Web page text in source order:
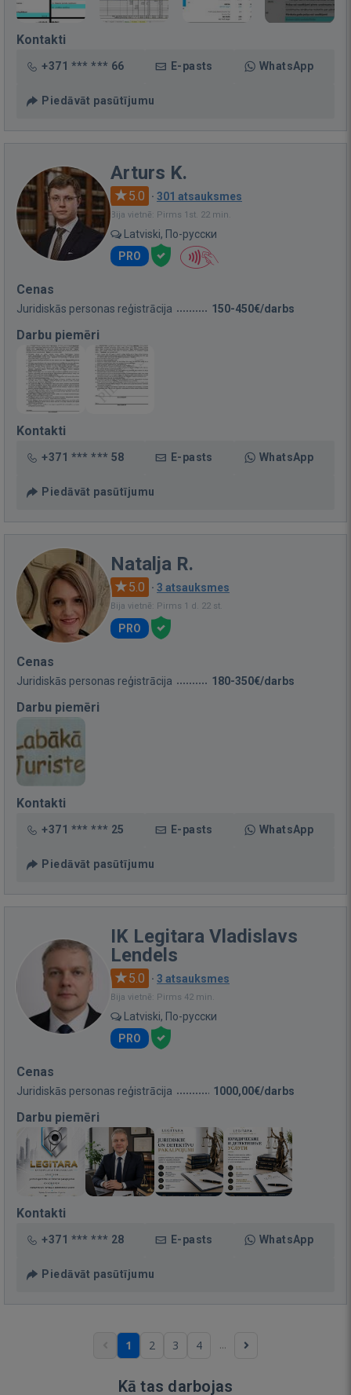
Kontakti
+371 *** *** 66 E-pasts WhatsApp
Piedāvāt pasūtījumu
Arturs K.
5.0 · 301 atsauksmes
Bija vietnē: Pirms 1st. 22 min.
Latviski, По-русски
PRO
Cenas
Juridiskās personas reģistrācija 150-450€/darbs
Darbu piemēri
Kontakti
+371 *** *** 58 E-pasts WhatsApp
Piedāvāt pasūtījumu
Natalja R.
5.0 · 3 atsauksmes
Bija vietnē: Pirms 1 d. 22 st.
PRO
Cenas
Juridiskās personas reģistrācija 180-350€/darbs
Darbu piemēri
Kontakti
+371 *** *** 25 E-pasts WhatsApp
Piedāvāt pasūtījumu
IK Legitara Vladislavs
Lendels
5.0 · 3 atsauksmes
Bija vietnē: Pirms 42 min.
Latviski, По-русски
PRO
Cenas
Juridiskās personas reģistrācija 1000,00€/darbs
Darbu piemēri
Kontakti
+371 *** *** 28 E-pasts WhatsApp
Piedāvāt pasūtījumu
1 2 3 4 ...
Kā tas darbojas